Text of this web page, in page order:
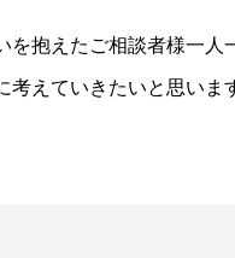
を抱えたご相談者様一
えていきたいと思いま